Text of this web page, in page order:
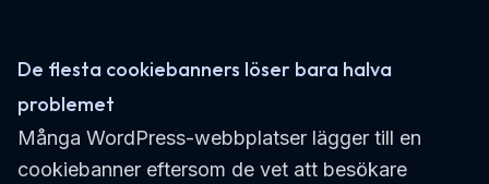
De flesta cookiebanners löser bara halva
problemet
Många WordPress-webbplatser lägger till en
cookiebanner eftersom de vet att besökare